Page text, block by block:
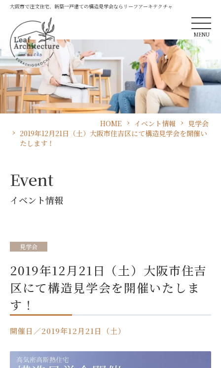
大阪市で注文住宅、新築一戸建ての構造見学会ならリーフアーキテクチャ
MENU
HOME イベント情報
見学会
2019年12月21日（土）大阪市住吉区にて構造見学会を開催い
たします！
Event
イベント情報
見学会
2019年12月21日（土）大阪市住吉
区にて構造見学会を開催いたしま
す！
開催日／2019年12月21日（土）